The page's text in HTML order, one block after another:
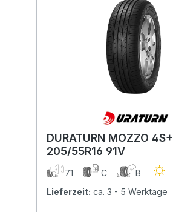
DURATURN MOZZO 4S+
205/55R16 91V
71 C
B
Lieferzeit: ca. 3 - 5 Werktage